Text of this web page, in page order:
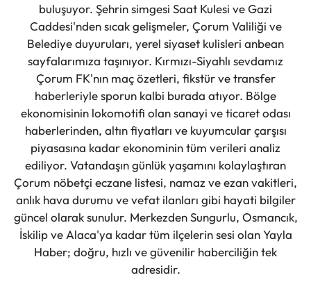
buluşuyor. Şehrin simgesi Saat Kulesi ve Gazi
Caddesi'nden sıcak gelişmeler, Çorum Valiliği ve
Belediye duyuruları, yerel siyaset kulisleri anbean
sayfalarımıza taşınıyor. Kırmızı-Siyahlı sevdamız
Çorum FK'nın maç özetleri, fikstür ve transfer
haberleriyle sporun kalbi burada atıyor. Bölge
ekonomisinin lokomotifi olan sanayi ve ticaret odası
haberlerinden, altın fiyatları ve kuyumcular çarşısı
piyasasına kadar ekonominin tüm verileri analiz
ediliyor. Vatandaşın günlük yaşamını kolaylaştıran
Çorum nöbetçi eczane listesi, namaz ve ezan vakitleri,
anlık hava durumu ve vefat ilanları gibi hayati bilgiler
güncel olarak sunulur. Merkezden Sungurlu, Osmancık,
İskilip ve Alaca'ya kadar tüm ilçelerin sesi olan Yayla
Haber; doğru, hızlı ve güvenilir haberciliğin tek
adresidir.